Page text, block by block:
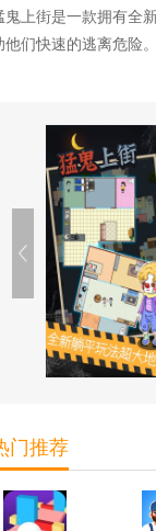
鬼上街是一款拥有全
他们快速的逃离危险。
门推荐